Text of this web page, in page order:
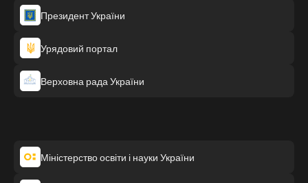
Президент України
Урядовий портал
Верховна рада України
Міністерство освіти і науки України